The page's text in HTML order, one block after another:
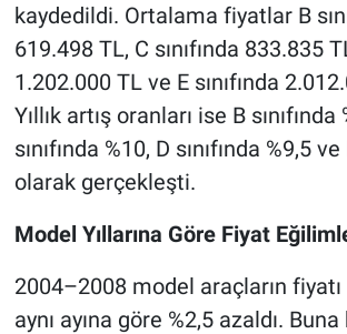
kaydedildi. Ortalama fiyatlar B
619.498 TL, C sınıfında 833.835
1.202.000 TL ve E sınıfında
Yıllık artış oranları ise B sınıfında
sınıfında %10, D sınıfında %9,5 ve
olarak gerçekleşti.
Model Yıllarına Göre Fiyat
2004–2008 model araçların fiyatı
aynı ayına göre %2,5 azaldı.